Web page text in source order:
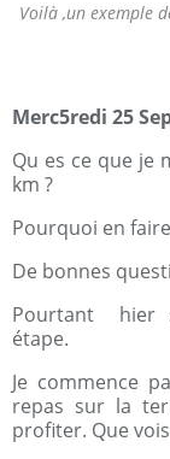
Voilà ,un exemple
Merc5redi 25
Qu es ce que je
km ?
Pourquoi en
De bonnes
Pourtant hier
étape.
Je commence
repas sur la
profiter. Que